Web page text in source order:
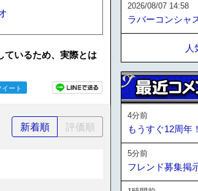
ているため、実際とは
イート
新着順 評価順
2026/08/07 14:58
ラバーコンシャ
人
4分前
もうすぐ12周年
5分前
フレンド募集掲